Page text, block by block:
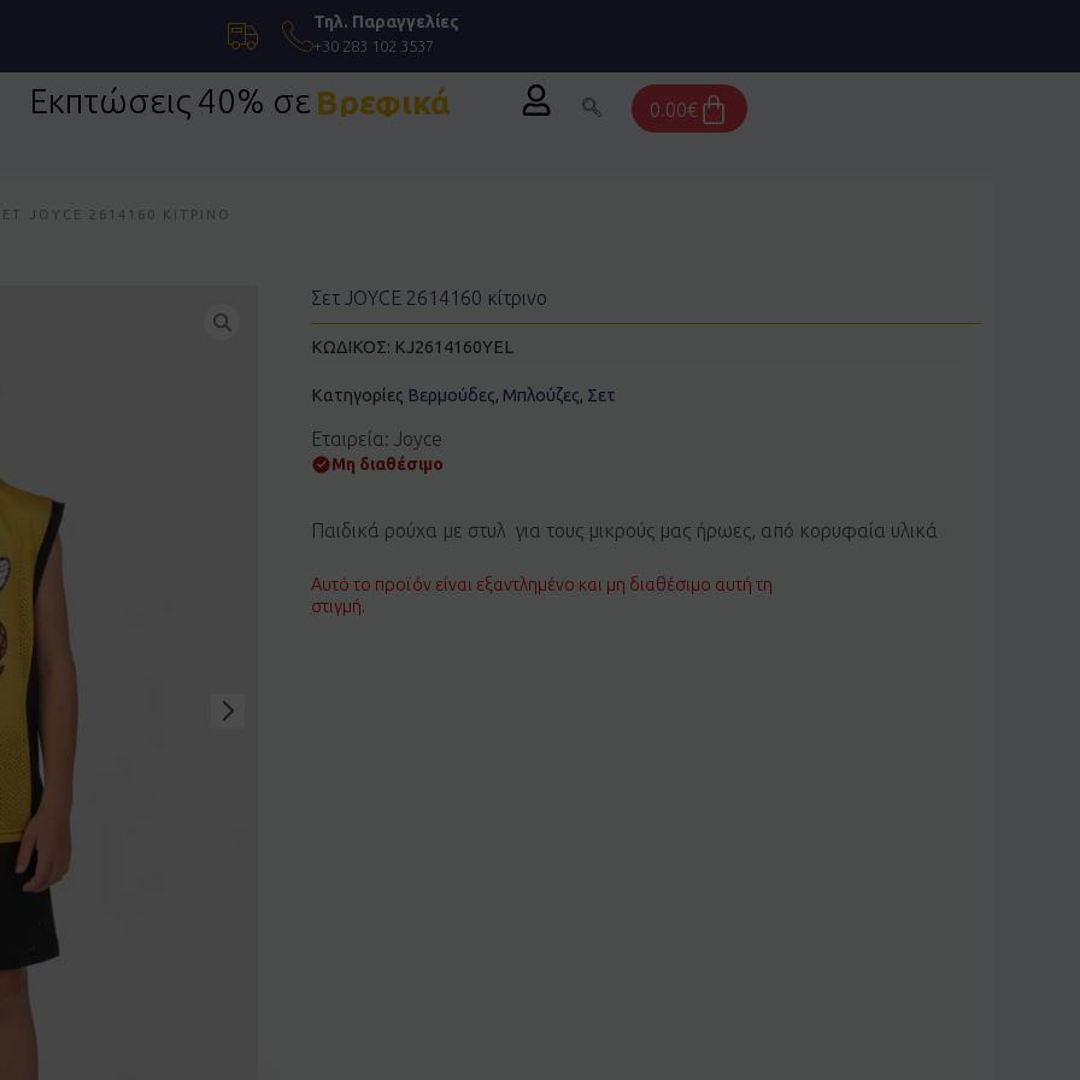
Τηλ. Παραγγελίες
+30 283 102 3537
Εκπτώσεις 40% σε Βρεφικά 0.00€Cart
JOYCE 2614160 ΚΊΤΡΙΝΟ
Σετ JOYCE 2614160 κίτρινο
ΚΩΔΙΚΟΣ: KJ2614160YEL
Κατηγορίες Βερμούδες, Μπλούζες, Σετ
Εταιρεία: Joyce
Μη διαθέσιμο
Παιδικά ρούχα με στυλ για τους μικρούς μας ήρωες, από κορυφαία υλικά
Αυτό το προϊόν είναι εξαντλημένο και μη διαθέσιμο αυτή τη
στιγμή.